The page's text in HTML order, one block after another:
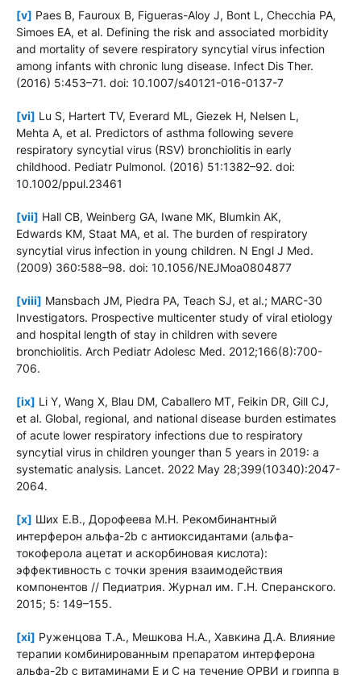
[v] Paes B, Fauroux B, Figueras-Aloy J, Bont L, Checchia PA,
Simoes EA, et al. Defining the risk and associated morbidity
and mortality of severe respiratory syncytial virus infection
among infants with chronic lung disease. Infect Dis Ther.
(2016) 5:453–71. doi: 10.1007/s40121-016-0137-7
[vi] Lu S, Hartert TV, Everard ML, Giezek H, Nelsen L,
Mehta A, et al. Predictors of asthma following severe
respiratory syncytial virus (RSV) bronchiolitis in early
childhood. Pediatr Pulmonol. (2016) 51:1382–92. doi:
10.1002/ppul.23461
[vii] Hall CB, Weinberg GA, Iwane MK, Blumkin AK,
Edwards KM, Staat MA, et al. The burden of respiratory
syncytial virus infection in young children. N Engl J Med.
(2009) 360:588–98. doi: 10.1056/NEJMoa0804877
[viii] Mansbach JM, Piedra PA, Teach SJ, et al.; MARC-30
Investigators. Prospective multicenter study of viral etiology
and hospital length of stay in children with severe
bronchiolitis. Arch Pediatr Adolesc Med. 2012;166(8):700-
706.
[ix] Li Y, Wang X, Blau DM, Caballero MT, Feikin DR, Gill CJ,
et al. Global, regional, and national disease burden estimates
of acute lower respiratory infections due to respiratory
syncytial virus in children younger than 5 years in 2019: a
systematic analysis. Lancet. 2022 May 28;399(10340):2047-
2064.
[x] Ших Е.В., Дорофеева М.Н. Рекомбинантный
интерферон альфа-2b с антиоксидантами (альфа-
токоферола ацетат и аскорбиновая кислота):
эффективность с точки зрения взаимодействия
компонентов // Педиатрия. Журнал им. Г.Н. Сперанского.
2015; 5: 149–155.
[xi] Руженцова Т.А., Мешкова Н.А., Хавкина Д.А. Влияние
терапии комбинированным препаратом интерферона
альфа-2b с витаминами Е и С на течение ОРВИ и гриппа в